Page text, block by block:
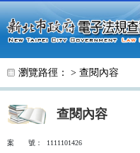
跳至主要內容
瀏覽路徑： > 查閱內容
查閱內容
案 號：
1111101426